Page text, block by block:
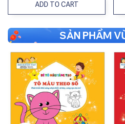
ADD TO CART
SẢN PHẨM